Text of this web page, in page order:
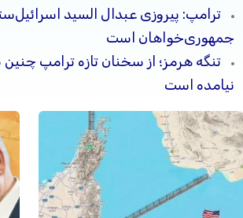
ترامپ: پیروزی عبدال السید
جمهوری‌خواهان است
تنگه هرمز؛ از سخنان تازه ترامپ
نیامده است